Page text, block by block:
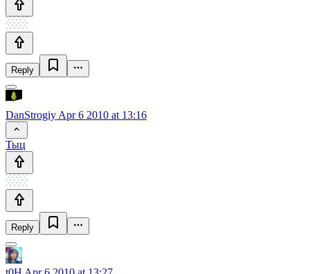
Reply
DanStrogiy Apr 6 2010 at 13:16
Тыц
Reply